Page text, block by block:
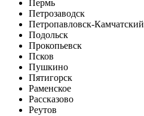
Пермь
Петрозаводск
Петропавловск-Камчатский
Подольск
Прокопьевск
Псков
Пушкино
Пятигорск
Раменское
Рассказово
Реутов